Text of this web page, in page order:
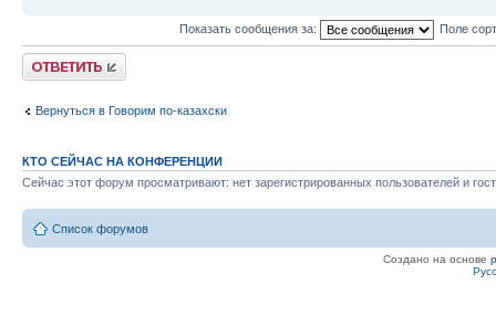
Показать сообщения за: Поле
Ответить
Вернуться в Говорим по-казахски
КТО СЕЙЧАС НА КОНФЕРЕНЦИИ
Сейчас этот форум просматривают: нет зарегистрированных пользователей и
Список форумов
Создано на основе